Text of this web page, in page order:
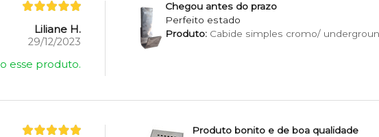
Liliane H.
29/12/2023
esse produto.
Chegou antes do prazo
Perfeito estado
Produto:Cabide simples cromo/
Produto bonito e de boa qualidade